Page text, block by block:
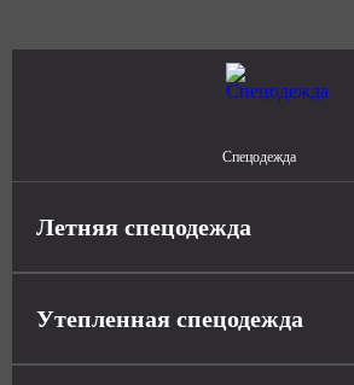
Спецодежда
Летняя спецодежда
Утепленная спецодежда